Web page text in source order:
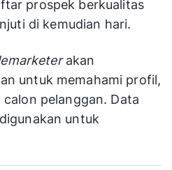
prospek berkualitas
di kemudian hari.
akan
untuk memahami profil,
pelanggan. Data
untuk